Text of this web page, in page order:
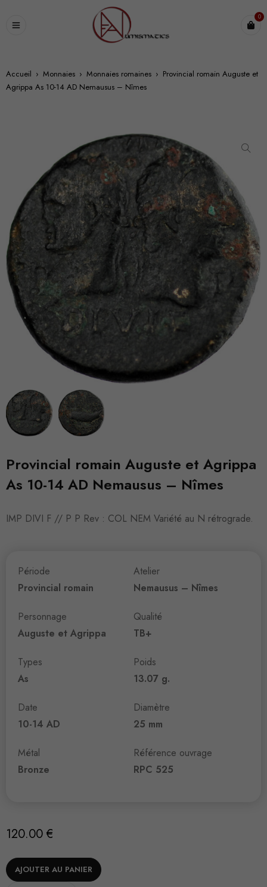
0
Accueil › Monnaies › Monnaies romaines › Provincial romain Auguste et
Agrippa As 10-14 AD Nemausus – Nîmes
Provincial romain Auguste et Agrippa
As 10-14 AD Nemausus – Nîmes
IMP DIVI F // P P Rev : COL NEM Variété au N rétrograde.
Période
Provincial romain
Personnage
Auguste et Agrippa
Types
As
Date
10-14 AD
Métal
Bronze
Atelier
Nemausus – Nîmes
Qualité
TB+
Poids
13.07 g.
Diamètre
25 mm
Référence ouvrage
RPC 525
120.00 €
AJOUTER AU PANIER